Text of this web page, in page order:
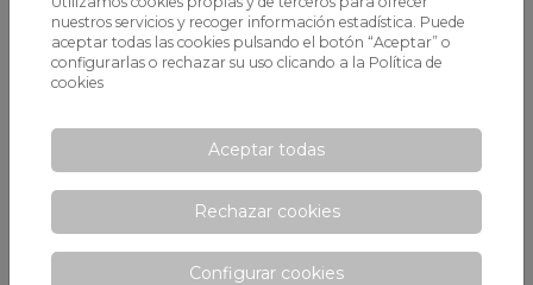
nuestros servicios y recoger información estadística. Puede
aceptar todas las cookies pulsando el botón “Aceptar” o
configurarlas o rechazar su uso clicando a la Política de
cookies
Aceptar todas
Rechazar cookies
Configurar cookies